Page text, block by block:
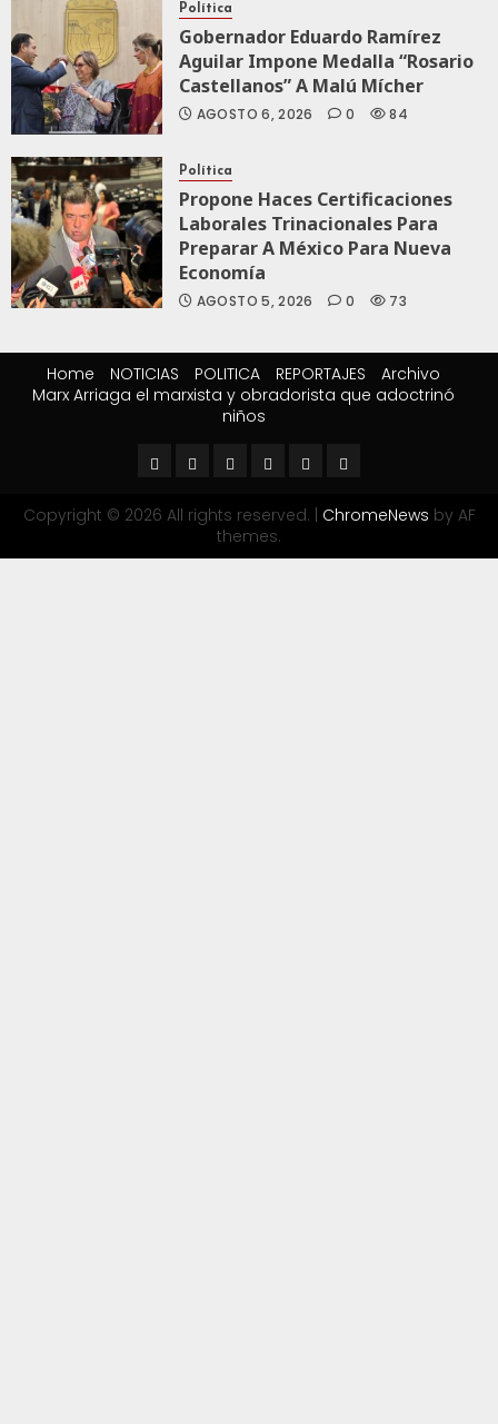
Política
Gobernador Eduardo Ramírez
Aguilar Impone Medalla “Rosario
Castellanos” A Malú Mícher
AGOSTO 6, 2026 0 84
Política
Propone Haces Certificaciones
Laborales Trinacionales Para
Preparar A México Para Nueva
Economía
AGOSTO 5, 2026 0 73
Home NOTICIAS POLITICA REPORTAJES
Archivo
Marx Arriaga el marxista y obradorista que adoctrinó
niños
Copyright © 2026 All rights reserved. ChromeNews by AF
themes.